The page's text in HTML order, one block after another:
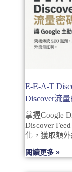
E-E-A-T
Discover流
掌握Google
Discover
化，獲取額
閱讀更多 »